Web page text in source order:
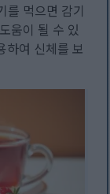
를 먹으면 감기
움이 될 수 있
하여 신체를 보